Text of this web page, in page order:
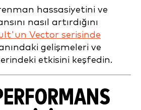
hassasiyetini ve
nasıl artırdığını
Vector serisinde
gelişmeleri ve
etkisini keşfedin.